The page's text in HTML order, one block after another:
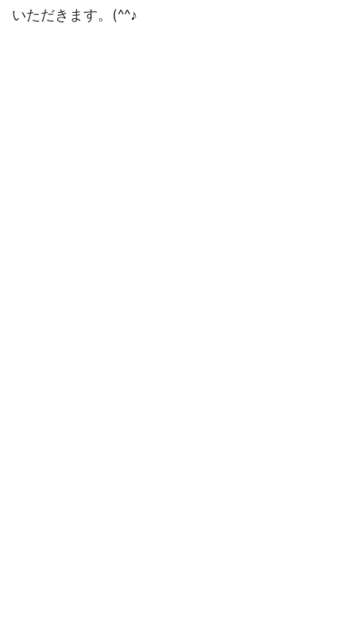
いただきます。(^^♪